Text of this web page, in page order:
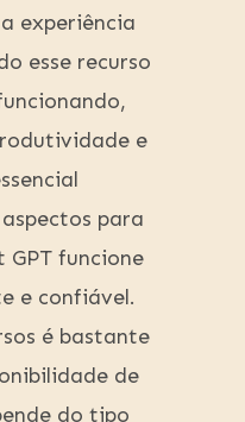
experiência
esse recurso
e
para
funcione
e confiável.
é bastante
de
do tipo